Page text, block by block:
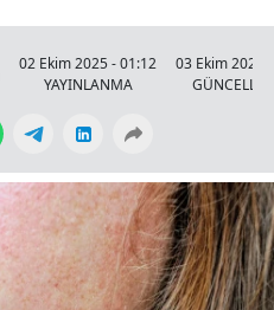
02 Ekim 2025 - 01:12
YAYINLANMA
03 Ekim 2025